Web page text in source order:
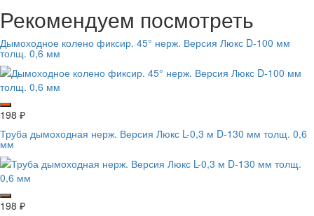
Рекомендуем посмотреть
Дымоходное колено фиксир. 45° нерж. Версия Люкс D-100 мм
толщ. 0,6 мм
198 ₽
Труба дымоходная нерж. Версия Люкс L-0,3 м D-130 мм толщ. 0,6
мм
198 ₽